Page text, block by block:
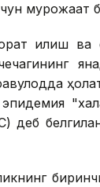
мурожаат
қилиш
деб